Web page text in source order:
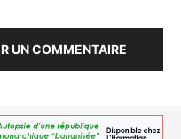
UN COMMENTAIRE